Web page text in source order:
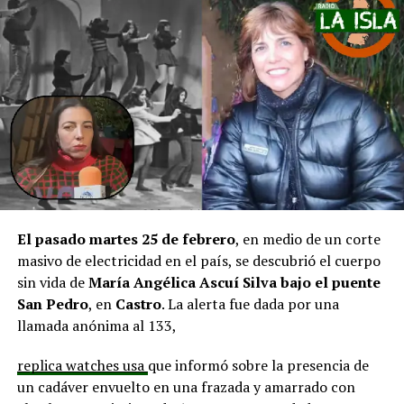
pero que se ha solicitado priorizar proyectos que estén
en línea con una disminución de los montos disponibles,
agregando que en su comuna tienen iniciativas
aprobadas que aún esperan financiamiento, como la
infraestructura del Club Deportivo Bernardo O’Higgins
y el cierre perimetral del Club Deportivo Aucar, obras
fundamentales para el desarrollo comunitario.
El alcalde de Quemchi, Javier Ugarte, expresó una
situación similar, señalando que en su comuna tienen
proyectos elegibles tanto en PMU como en PMB, pero
que hasta la fecha no han recibido respuesta clara sobre
si se entregarán los recursos.“Preocupa esta situación,
estos son proyectos que vienen trabajándose desde
hace tiempo y que hoy están en riesgo por la falta de
En la comuna deCuraco de Vélez, la alcaldesa Javiera
El pasado martes 25 de febrero, en medio de un corte
masivo de electricidad en el país, se descubrió el cuerpo
sin vida deMaría Angélica Ascuí Silvabajo el puente
San Pedro, en Castro. La alerta fue dada por una
llamada anónima al 133,
replica watches usa que informó sobre la presencia de
un cadáver envuelto en una frazada y amarrado con